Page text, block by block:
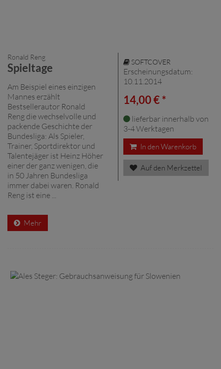
Ronald Reng
Spieltage
Am Beispiel eines einzigen
Mannes erzählt
Bestsellerautor Ronald
Reng die wechselvolle und
packende Geschichte der
Bundesliga: Als Spieler,
Trainer, Sportdirektor und
Talentejäger ist Heinz Höher
einer der ganz wenigen, die
in 50 Jahren Bundesliga
immer dabei waren. Ronald
Reng ist eine ...
Mehr
SOFTCOVER
Erscheinungsdatum:
10.11.2014
14,00 € *
lieferbar innerhalb von
3-4 Werktagen
In den Warenkorb
Auf den Merkzettel